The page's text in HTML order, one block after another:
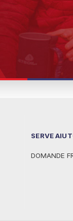
SERVE
DOMANDE